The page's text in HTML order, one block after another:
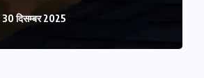
30 दिसम्बर 2025